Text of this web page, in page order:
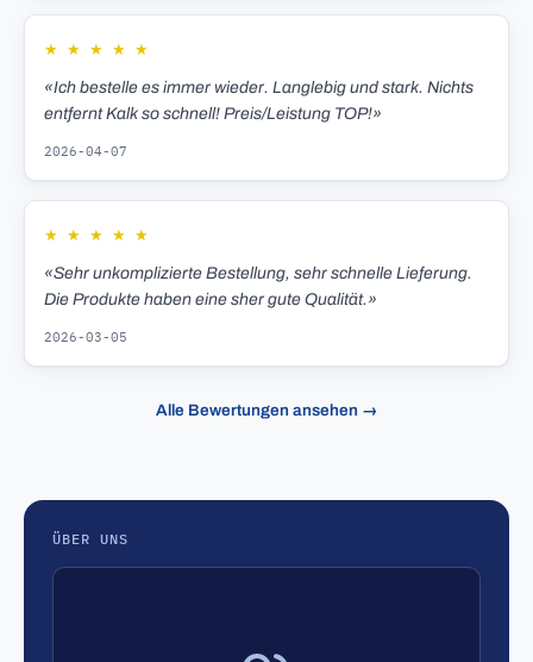
★ ★ ★ ★ ★
«Ich bestelle es immer wieder. Langlebig und stark. Nichts
entfernt Kalk so schnell! Preis/Leistung TOP!»
2026-04-07
★ ★ ★ ★ ★
«Sehr unkomplizierte Bestellung, sehr schnelle Lieferung.
Die Produkte haben eine sher gute Qualität.»
2026-03-05
Alle Bewertungen ansehen →
ÜBER UNS